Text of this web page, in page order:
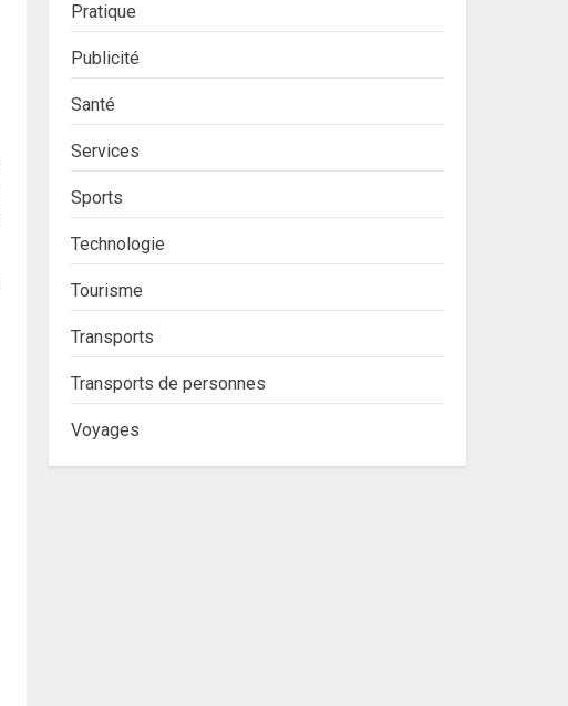
Pratique
Publicité
Santé
Services
Sports
Technologie
Tourisme
Transports
Transports de personnes
Voyages